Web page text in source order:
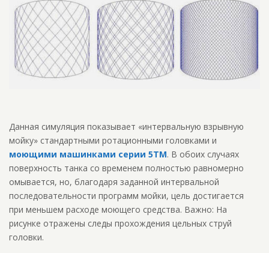
Данная симуляция показывает «интервальную взрывную
мойку» стандартными ротационными головками и
моющими машинками серии 5TM. В обоих случаях
поверхность танка со временем полностью равномерно
омывается, но, благодаря заданной интервальной
последовательности программ мойки, цель достигается
при меньшем расходе моющего средства. Важно: На
рисунке отражены следы прохождения цельных струй
головки.